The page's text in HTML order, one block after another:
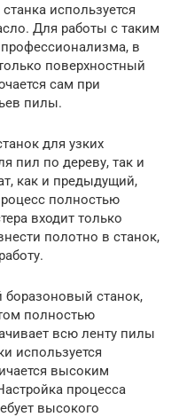
используется
Для работы с таким
профессионализма, в
поверхностный
сам при
пилы.
для узких
пил по дереву, так и
как и предыдущий,
полностью
входит только
полотно в станок,
станок,
полностью
всю ленту пилы
используется
высоким
процесса
высокого